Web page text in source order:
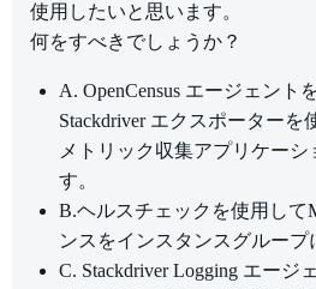
使用したいと思います。
何をすべきでしょうか？
A. OpenCensus エージェント
Stackdriver エクスポーターを
メトリック収集アプリケーシ
す。
B.ヘルスチェックを使用して
ンスをインスタンスグループ
C. Stackdriver Logging エージ